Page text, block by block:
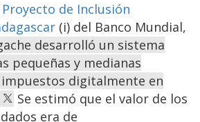
Proyecto de Inclusión
(i) del Banco Mundial,
desarrolló un sistema
pequeñas y medianas
digitalmente en
Se estimó que el valor de los
era de